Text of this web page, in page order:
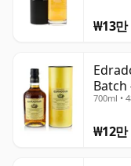
₩13만
Batch
700ml •
₩12만